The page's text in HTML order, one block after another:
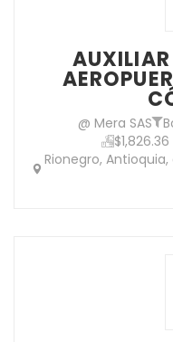
@ Mera SAS
Rionegro,